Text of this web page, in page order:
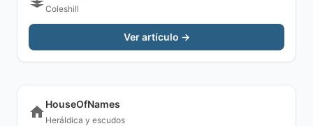
Coleshill
Ver artículo →
HouseOfNames
Heráldica y escudos